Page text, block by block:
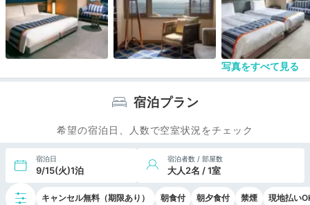
写真をすべて見る
宿泊プラン
希望の宿泊日、人数で空室状況をチェック
宿泊日
9/15(火)1泊
宿泊者数 / 部屋数
大人2名 / 1室
キャンセル無料（期限あり） 朝食付 朝夕食付 禁煙 現地払い